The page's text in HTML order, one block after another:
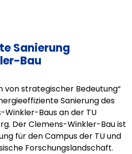
Sanierung
Bau
von strategischer Bedeutung“
Sanierung des
Baus an der TU
Der Clemens-Winkler-Bau ist
für den Campus der TU und
Forschungslandschaft.